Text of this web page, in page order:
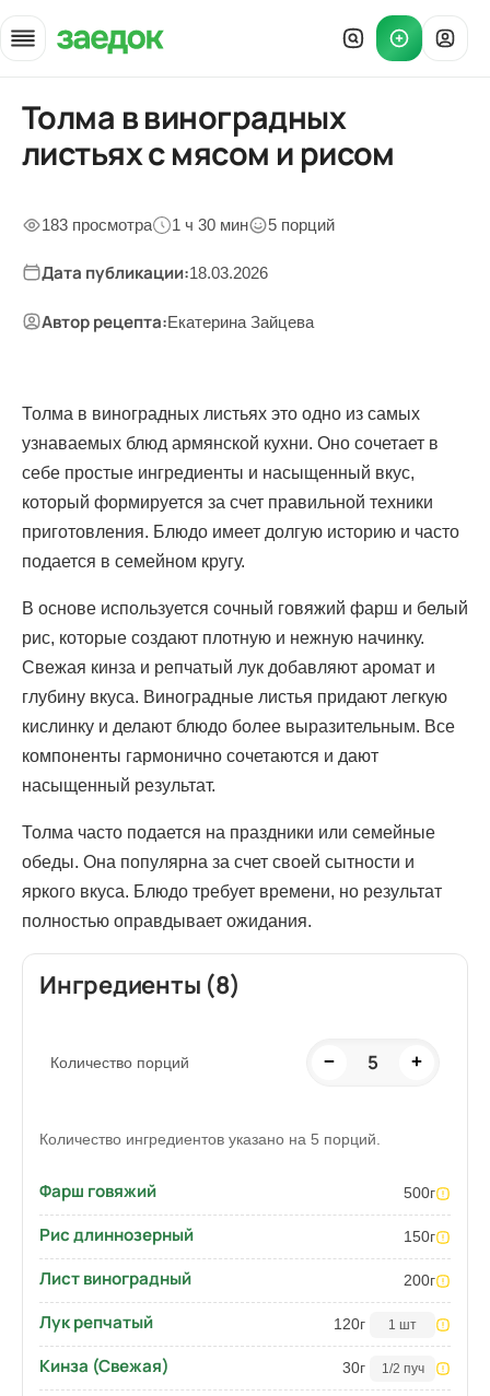
Главная
Рецепты
Толма в виноградных
листьях с мясом и рисом
183 просмотра 1 ч 30 мин 5 порций
Дата публикации:18.03.2026
Автор рецепта:Екатерина Зайцева
Толма в виноградных листьях это одно из самых
узнаваемых блюд армянской кухни. Оно сочетает в
себе простые ингредиенты и насыщенный вкус,
который формируется за счет правильной техники
приготовления. Блюдо имеет долгую историю и часто
подается в семейном кругу.
В основе используется сочный говяжий фарш и белый
рис, которые создают плотную и нежную начинку.
Свежая кинза и репчатый лук добавляют аромат и
глубину вкуса. Виноградные листья придают легкую
кислинку и делают блюдо более выразительным. Все
компоненты гармонично сочетаются и дают
насыщенный результат.
Толма часто подается на праздники или семейные
обеды. Она популярна за счет своей сытности и
яркого вкуса. Блюдо требует времени, но результат
полностью оправдывает ожидания.
Ингредиенты (8)
Количество порций − 5 +
Количество ингредиентов указано на 5 порций.
Фарш говяжий 500г
Рис длиннозерный 150г
Лист виноградный 200г
Лук репчатый 120г 1 шт
Кинза (Свежая) 30г 1/2 пуч